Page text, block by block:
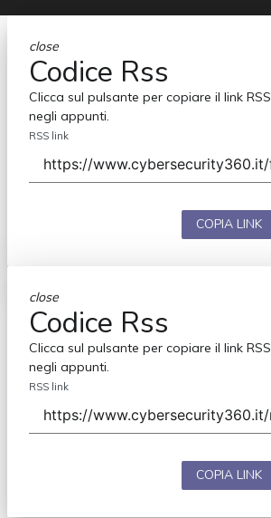
close
Codice Rss
Clicca sul pulsante per copiare il link RSS
negli appunti.
RSS link
COPIA LINK
close
Codice Rss
Clicca sul pulsante per copiare il link RSS
negli appunti.
RSS link
COPIA LINK